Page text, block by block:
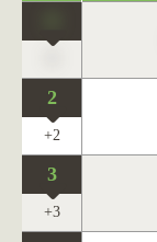
2
+2
3
+3